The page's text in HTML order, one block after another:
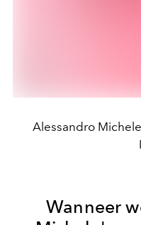
Alessandro
Wanneer